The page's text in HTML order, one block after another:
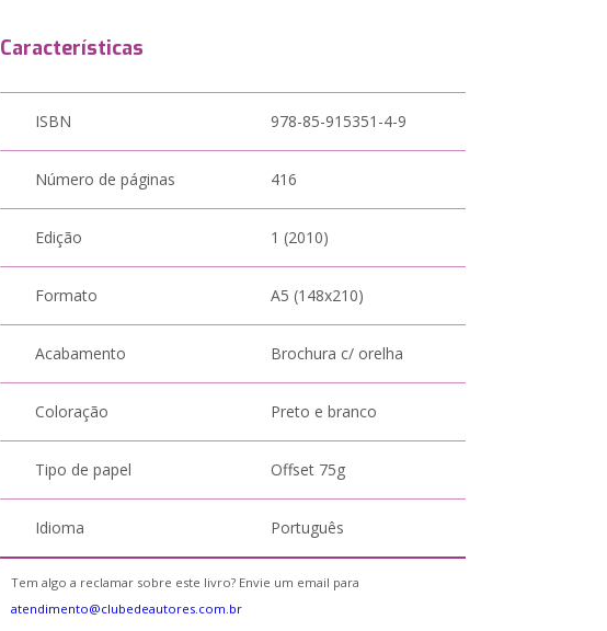
Características
ISBN 978-85-915351-4-9
Número de páginas 416
Edição 1 (2010)
Formato A5 (148x210)
Acabamento Brochura c/ orelha
Coloração Preto e branco
Tipo de papel Offset 75g
Idioma Português
Tem algo a reclamar sobre este livro? Envie um email para
atendimento@clubedeautores.com.br